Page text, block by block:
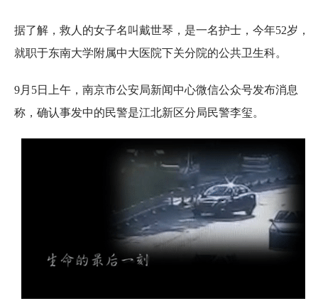
据了解，救人的女子名叫戴世琴，是一名护士，今年52岁，
就职于东南大学附属中大医院下关分院的公共卫生科。
9月5日上午，南京市公安局新闻中心微信公众号发布消息
称，确认事发中的民警是江北新区分局民警李玺。